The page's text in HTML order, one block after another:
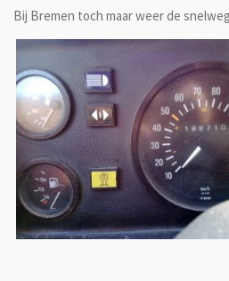
Bij Bremen toch maar weer de